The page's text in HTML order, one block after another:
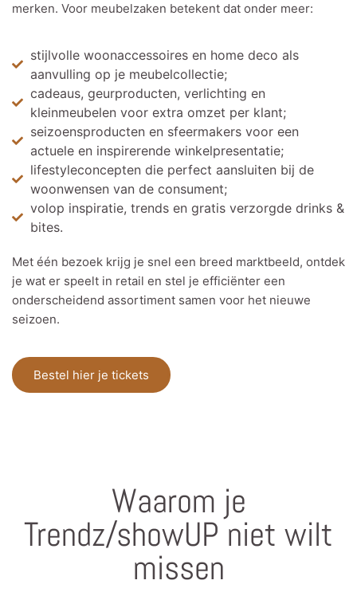
merken. Voor meubelzaken betekent dat onder meer:
stijlvolle woonaccessoires en home deco als
aanvulling op je meubelcollectie;
cadeaus, geurproducten, verlichting en
kleinmeubelen voor extra omzet per klant;
seizoensproducten en sfeermakers voor een
actuele en inspirerende winkelpresentatie;
lifestyleconcepten die perfect aansluiten bij de
woonwensen van de consument;
volop inspiratie, trends en gratis verzorgde drinks &
bites.
Met één bezoek krijg je snel een breed marktbeeld, ontdek
je wat er speelt in retail en stel je efficiënter een
onderscheidend assortiment samen voor het nieuwe
seizoen.
Bestel hier je tickets
Waarom je
Trendz/showUP niet wilt
missen